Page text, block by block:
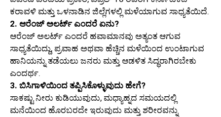
ಕರಾವಳಿ ಮತ್ತು ಒಳನಾಡಿನ ಜಿಲ್ಲೆಗಳಲ್ಲಿ ಮಳೆಯಾಗುವ ಸಾಧ್ಯತೆಯಿದೆ.
2. ಆರೆಂಜ್ ಅಲರ್ಟ್ ಎಂದರೆ ಏನು?
ಆರೆಂಜ್ ಅಲರ್ಟ್ ಎಂದರೆ ಹವಾಮಾನವು ಅತ್ಯಂತ ಆಗುವ
ಸಾಧ್ಯತೆಯಿದ್ದು, ಪ್ರವಾಹ ಅಥವಾ ಹೆಚ್ಚಿನ ಮಳೆಯಿಂದ ಉಂಟಾಗುವ
ಹಾನಿಯನ್ನು ತಡೆಯಲು ಜನರು ಮತ್ತು ಆಡಳಿತ ಸಿದ್ಧರಾಗಿರಬೇಕು
ಎಂದರ್ಥ.
3. ಬಿಸಿಗಾಳಿಯಿಂದ ತಪ್ಪಿಸಿಕೊಳ್ಳುವುದು ಹೇಗೆ?
ಸಾಕಷ್ಟು ನೀರು ಕುಡಿಯುವುದು, ಮಧ್ಯಾಹ್ನದ ಸಮಯದಲ್ಲಿ
ಮನೆಯಿಂದ ಹೊರಬರದೇ ಇರುವುದು ಮತ್ತು ಶರೀರವನ್ನು